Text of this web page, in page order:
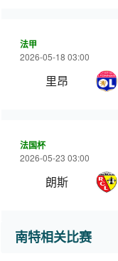
法甲
2026-05-18 03:00
里昂
法国杯
2026-05-23 03:00
朗斯
南特相关比赛